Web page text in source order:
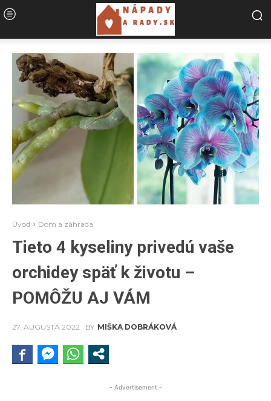
Úvod Dom a záhrada
Tieto 4 kyseliny privedú vaše
orchidey späť k životu –
POMÔŽU AJ VÁM
27. AUGUSTA 2022 BY MIŠKA DOBRÁKOVÁ
- Advertisement -